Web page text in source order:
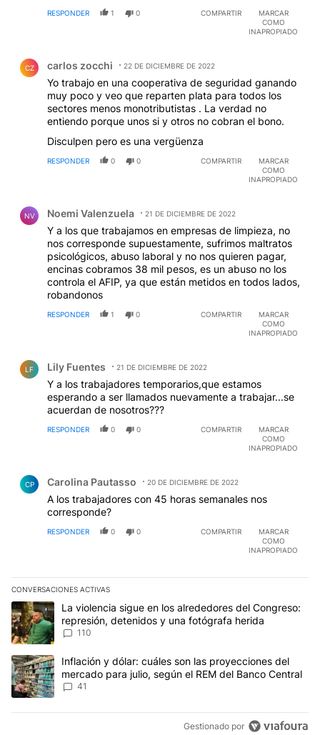
RESPONDER 1 0 COMPARTIR
MARCAR
COMO
INAPROPIADO
CZ carlos zocchi 22 DE DICIEMBRE DE 2022
Yo trabajo en una cooperativa de seguridad ganando
muy poco y veo que reparten plata para todos los
sectores menos monotributistas . La verdad no
entiendo porque unos si y otros no cobran el bono.
Disculpen pero es una vergüenza
RESPONDER 0 0 COMPARTIR
MARCAR
COMO
INAPROPIADO
NV Noemi Valenzuela 21 DE DICIEMBRE DE 2022
Y a los que trabajamos en empresas de limpieza, no
nos corresponde supuestamente, sufrimos maltratos
psicológicos, abuso laboral y no nos quieren pagar,
encinas cobramos 38 mil pesos, es un abuso no los
controla el AFIP, ya que están metidos en todos lados,
robandonos
RESPONDER 1 0 COMPARTIR
MARCAR
COMO
INAPROPIADO
LF Lily Fuentes 21 DE DICIEMBRE DE 2022
Y a los trabajadores temporarios,que estamos
esperando a ser llamados nuevamente a trabajar...se
acuerdan de nosotros???
RESPONDER 0 0 COMPARTIR
MARCAR
COMO
INAPROPIADO
CP Carolina Pautasso 20 DE DICIEMBRE DE 2022
A los trabajadores con 45 horas semanales nos
corresponde?
RESPONDER 0 0 COMPARTIR
MARCAR
COMO
INAPROPIADO
CONVERSACIONES ACTIVAS
Este listado muestra los artículos con más comentarios en los
Un artículo de tendencia con el título "La violencia sigue en los
La violencia sigue en los alrededores del Congreso:
represión, detenidos y una fotógrafa herida
110
Un artículo de tendencia con el título "Inflación y dólar: cuáles
Inflación y dólar: cuáles son las proyecciones del
mercado para julio, según el REM del Banco Central
41
Gestionado por